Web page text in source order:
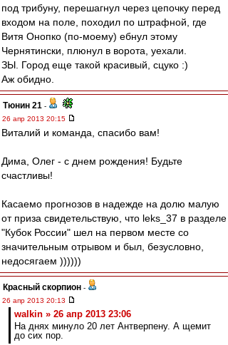
под трибуну, перешагнул через цепочку перед
входом на поле, походил по штрафной, где
Витя Онопко (по-моему) ебнул этому
Чернятински, плюнул в ворота, уехали.
ЗЫ. Город еще такой красивый, сцуко :)
Аж обидно.
Тюнин 21 -
26 апр 2013 20:15
Виталий и команда, спасибо вам!
Дима, Олег - с днем рождения! Будьте
счастливы!
Касаемо прогнозов в надежде на долю малую
от приза свидетельствую, что leks_37 в разделе
"Кубок России" шел на первом месте со
значительным отрывом и был, безусловно,
недосягаем ))))))
Красный скорпион -
26 апр 2013 20:13
walkin » 26 апр 2013 23:06
На днях минуло 20 лет Антверпену. А щемит
до сих пор.